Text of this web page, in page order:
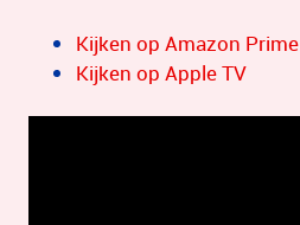
Kijken op Amazon Prime
Kijken op Apple TV